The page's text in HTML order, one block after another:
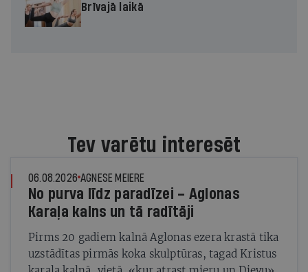
Brīvajā laikā
Tev varētu interesēt
06.08.2026 AGNESE MEIERE
No purva līdz paradīzei – Aglonas
Karaļa kalns un tā radītāji
Pirms 20 gadiem kalnā Aglonas ezera krastā tika
uzstādītas pirmās koka skulptūras, tagad Kristus